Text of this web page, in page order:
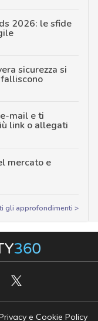
2026: le sfide
sicurezza si
mail e ti
link o allegati
mercato e
gli approfondimenti >
e Cookie Policy